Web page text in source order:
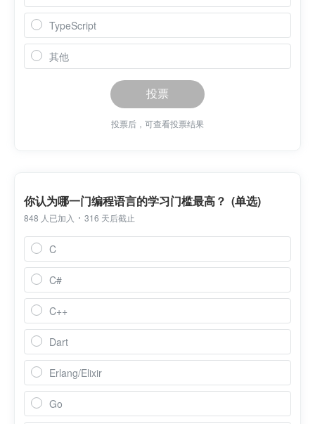
TypeScript
其他
投票
投票后，可查看投票结果
你认为哪一门编程语言的学习门槛最高？ (单选)
848 人已加入 316 天后截止
C
C#
C++
Dart
Erlang/Elixir
Go